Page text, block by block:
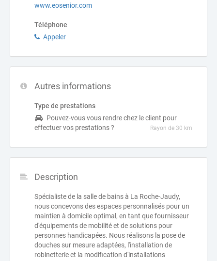
www.eosenior.com
Téléphone
Appeler
Autres informations
Type de prestations
Pouvez-vous vous rendre chez le client pour
effectuer vos prestations ?
Rayon de 30 km
Description
Spécialiste de la salle de bains à La Roche-Jaudy,
nous concevons des espaces personnalisés pour un
maintien à domicile optimal, en tant que fournisseur
d'équipements de mobilité et de solutions pour
personnes handicapées. Nous réalisons la pose de
douches sur mesure adaptées, l'installation de
robinetterie et la modification d'installations